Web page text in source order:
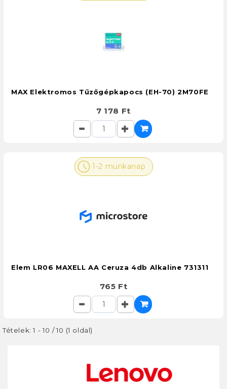
MAX Elektromos Tűzőgépkapocs (EH-70) 2M70FE
7 178 Ft
1-2 munkanap
Elem LR06 MAXELL AA Ceruza 4db Alkaline 731311
765 Ft
Tételek: 1 - 10 / 10 (1 oldal)